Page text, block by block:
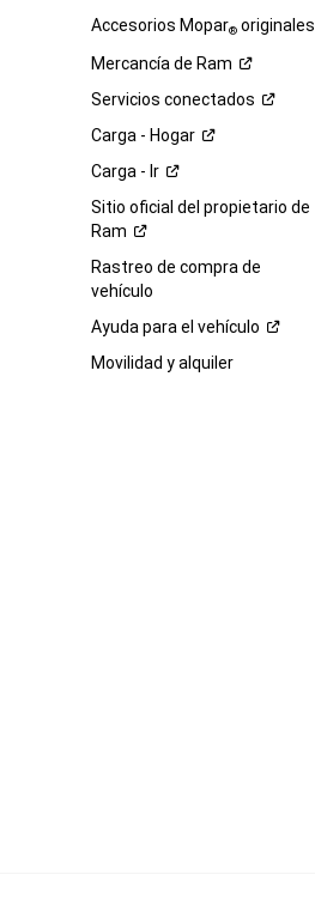
Accesorios Mopar®originales
Mercancía de Ram
Servicios conectados
Carga - Hogar
Carga - Ir
Sitio oficial del propietario de
Ram
Rastreo de compra de
vehículo
Ayuda para el vehículo
Movilidad y alquiler